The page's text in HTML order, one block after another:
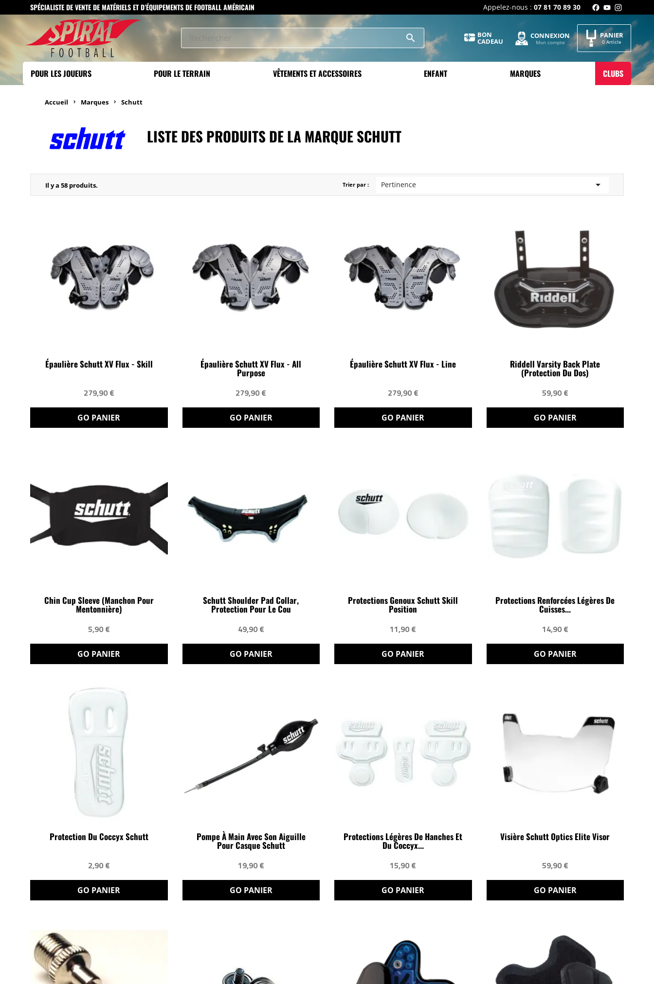
SPÉCIALISTE DE VENTE DE MATÉRIELS ET D’ÉQUIPEMENTS DE FOOTBALL AMÉRICAIN Appelez-nous : 07 81 70 89 30
search BON
CADEAU
CONNEXION
Mon compte
PANIER
0 Article
POUR LES JOUEURS POUR LE TERRAIN VÊTEMENTS ET ACCESSOIRES ENFANT MARQUES CLUBS
Accueil Marques Schutt
LISTE DES PRODUITS DE LA MARQUE SCHUTT
Il y a 58 produits. Trier par : Pertinence 
Épaulière Schutt XV Flux - Skill
279,90 €
GO PANIER
Épaulière Schutt XV Flux - All
Purpose
279,90 €
GO PANIER
Épaulière Schutt XV Flux - Line
279,90 €
GO PANIER
Riddell Varsity Back Plate
(protection Du Dos)
59,90 €
GO PANIER
Chin Cup Sleeve (manchon Pour
Mentonnière)
5,90 €
GO PANIER
Schutt Shoulder Pad Collar,
Protection Pour Le Cou
49,90 €
GO PANIER
Protections Genoux Schutt Skill
Position
11,90 €
GO PANIER
Protections Renforcées Légères De
Cuisses...
14,90 €
GO PANIER
Protection Du Coccyx Schutt
2,90 €
GO PANIER
Pompe À Main Avec Son Aiguille
Pour Casque Schutt
19,90 €
GO PANIER
Protections Légères De Hanches Et
Du Coccyx...
15,90 €
GO PANIER
Visière Schutt Optics Elite Visor
59,90 €
GO PANIER